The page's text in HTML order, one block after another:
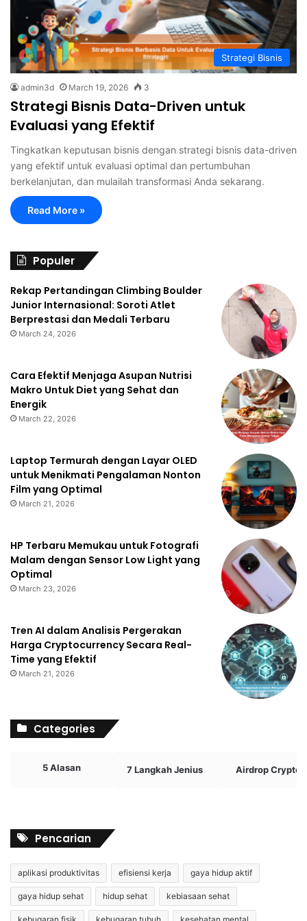
Strategi Bisnis
admin3d March 19, 2026 3
Strategi Bisnis Data-Driven untuk
Evaluasi yang Efektif
Tingkatkan keputusan bisnis dengan strategi bisnis data-driven
yang efektif untuk evaluasi optimal dan pertumbuhan
berkelanjutan, dan mulailah transformasi Anda sekarang.
Read More »
Populer
Rekap Pertandingan Climbing Boulder
Junior Internasional: Soroti Atlet
Berprestasi dan Medali Terbaru
March 24, 2026
Cara Efektif Menjaga Asupan Nutrisi
Makro Untuk Diet yang Sehat dan
Energik
March 22, 2026
Laptop Termurah dengan Layar OLED
untuk Menikmati Pengalaman Nonton
Film yang Optimal
March 21, 2026
HP Terbaru Memukau untuk Fotografi
Malam dengan Sensor Low Light yang
Optimal
March 23, 2026
Tren AI dalam Analisis Pergerakan
Harga Cryptocurrency Secara Real-
Time yang Efektif
March 21, 2026
Categories
5 Alasan 7 Langkah Jenius Airdrop Crypto
Pencarian
aplikasi produktivitas efisiensi kerja gaya hidup aktif
gaya hidup sehat hidup sehat kebiasaan sehat